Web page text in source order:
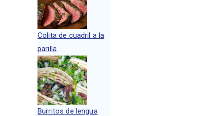
Colita de cuadril a la
parilla
Burritos de lengua